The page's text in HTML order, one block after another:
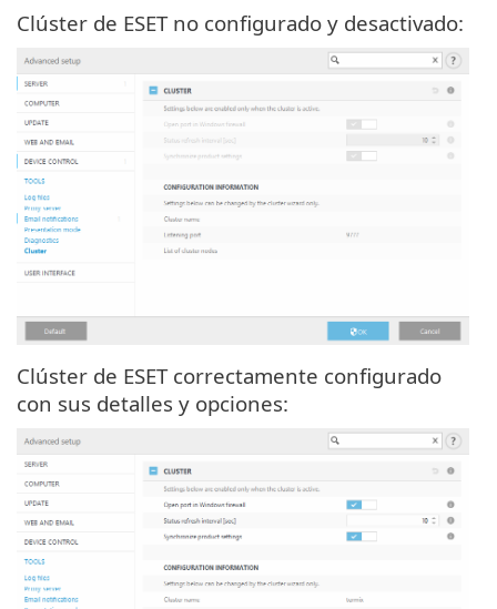
Clúster de ESET no configurado y desactivado:
Clúster de ESET correctamente configurado
con sus detalles y opciones: